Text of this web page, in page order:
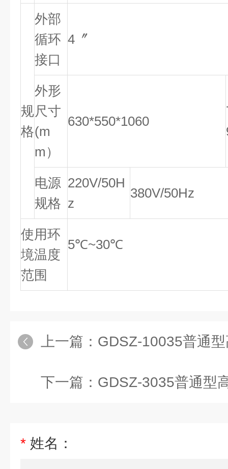
规
格
外部
循环
接口
4〞
外形
尺寸
(m
m）
630*550*1060
电源
规格
220V/50H
z
380V/50Hz
使用环
境温度
范围
5℃~30℃
上一篇： GDSZ-10035普通型高低温循环
下一篇： GDSZ-3035普通型高低温循环装
* 姓名：